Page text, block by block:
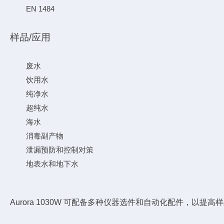
EN 1484
样品/应用
废水
饮用水
纯净水
超纯水
海水
消毒副产物
泄漏预防和控制对策
地表水和地下水
Aurora 1030W 可配备多种仪器选件和自动化配件，以提高样